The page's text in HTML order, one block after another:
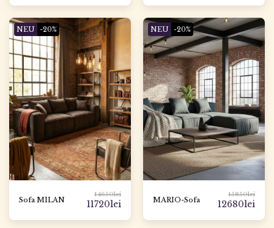
NEU -20%
Sofa MILAN
14650lei
11720lei
NEU -20%
MARIO-Sofa
15850lei
12680lei